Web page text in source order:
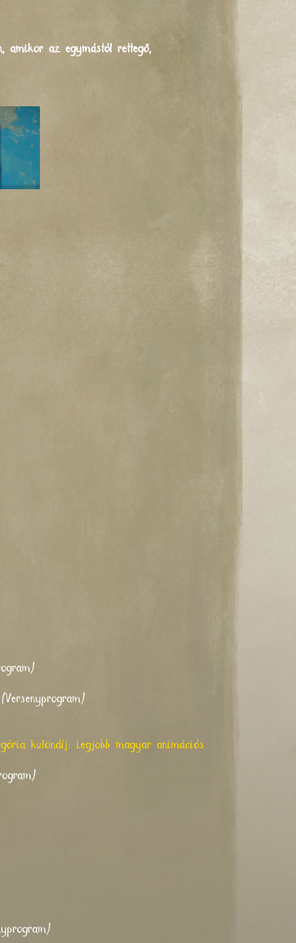
amikor az egymástól rettegő,
különdíj: Legjobb magyar animációs